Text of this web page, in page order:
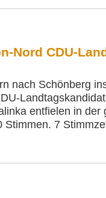
Nord CDU-
nach Schönberg
entfielen in der
Stimmen. 7